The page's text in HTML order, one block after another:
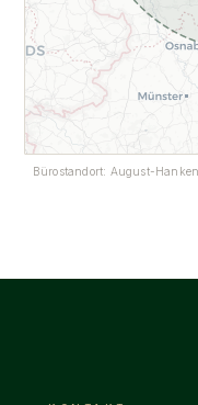
Bürostandort: August-